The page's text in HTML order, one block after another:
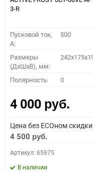
Как
0 - обратная 1 -
3-R
Пусковой ток,
A:
500
Размеры
(ДхШхВ), мм:
Полярность: 0
4 000 руб.
Цена без ECOном
4 500 руб.
Артикул: 65975
В наличии